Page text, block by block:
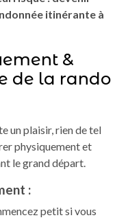
itinérante à
&
de la rando
un plaisir, rien de tel
physiquement et
le grand départ.
:
petit si vous